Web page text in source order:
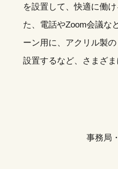
を設置して、快適に働
た、電話やZoom会議な
ーン用に、アクリル製
設置するなど、さまざま
事務局